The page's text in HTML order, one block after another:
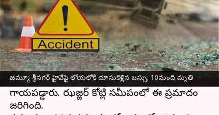
జమ్మూ-శ్రీనగర్ హైవేపై లోయలోకి దూసుకెళ్లిన బస్సు; 10మంది మృతి
వ్రాసిన వారు Stalin May 30, 2023 09:20 am
ఈ వార్తాకథనం ఏంటి
జమ్మూ-శ్రీనగర్జాతీయ రహదారిపై మంగళవారం
ఉదయం కత్రా వెళ్తున్న బస్సులోయలో దూసుకెళ్లింది.
ప్రమాదంలో 10మంది మృతి చెందగా, 20మంది
గాయపడ్డారు. ఝజ్జర్ కోట్లి సమీపంలో ఈ ప్రమాదం
జరిగింది.